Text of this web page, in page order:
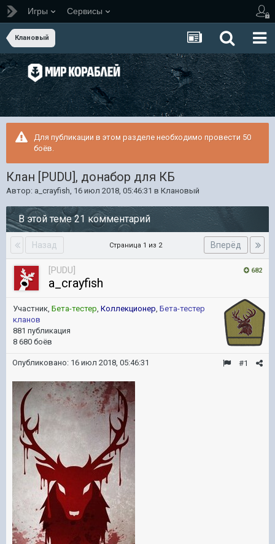
Игры Сервисы
Клановый
Для публикации в этом разделе необходимо провести 50
боёв.
Клан [PUDU], донабор для КБ
Автор: a_crayfish, 16 июл 2018, 05:46:31 в Клановый
В этой теме 21 комментарий
Назад Вперёд
Страница 1 из 2
682
[PUDU]
a_crayfish
Участник, Бета-тестер, Коллекционер, Бета-тестер
кланов
881 публикация
8 680 боёв
#1
Опубликовано: 16 июл 2018, 05:46:31